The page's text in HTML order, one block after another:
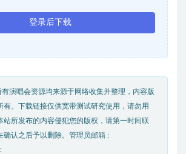
登录后下载
有演唱会资源均来源于网络收集并整理，内容版
有。下载链接仅供宽带测试研究使用，请勿用
站所发布的内容侵犯您的版权，请第一时间联
确认之后予以删除。管理员邮箱 :